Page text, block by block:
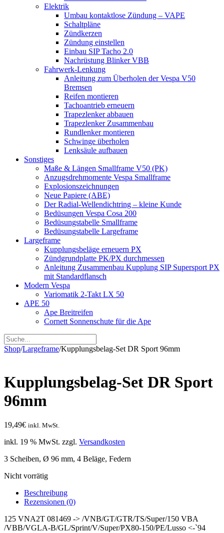
Elektrik
Umbau kontaktlose Zündung – VAPE
Schaltpläne
Zündkerzen
Zündung einstellen
Einbau SIP Tacho 2.0
Nachrüstung Blinker VBB
Fahrwerk-Lenkung
Anleitung zum Überholen der Vespa V50
Bremsen
Reifen montieren
Tachoantrieb erneuern
Trapezlenker abbauen
Trapezlenker Zusammenbau
Rundlenker montieren
Schwinge überholen
Lenksäule aufbauen
Sonstiges
Maße & Längen Smallframe V50 (PK)
Anzugsdrehmomente Vespa Smallframe
Explosionszeichnungen
Neue Papiere (ABE)
Der Radial-Wellendichtring – kleine Kunde
Bedüsungen Vespa Cosa 200
Bedüsungstabelle Smallframe
Bedüsungstabelle Largeframe
Largeframe
Kupplungsbeläge erneuern PX
Zündgrundplatte PK/PX durchmessen
Anleitung Zusammenbau Kupplung SIP Supersport PX
mit Standardflansch
Modern Vespa
Variomatik 2-Takt LX 50
APE 50
Ape Breitreifen
Cornett Sonnenschute für die Ape
Shop/Largeframe/Kupplungsbelag-Set DR Sport 96mm
Kupplungsbelag-Set DR Sport
96mm
19,49€ inkl. MwSt.
inkl. 19 % MwSt. zzgl. Versandkosten
3 Scheiben, Ø 96 mm, 4 Beläge, Federn
Nicht vorrätig
Beschreibung
Rezensionen (0)
125 VNA2T 081469 -> /VNB/GT/GTR/TS/Super/150 VBA
/VBB/VGLA-B/GL/Sprint/V/Super/PX80-150/PE/Lusso <-`94